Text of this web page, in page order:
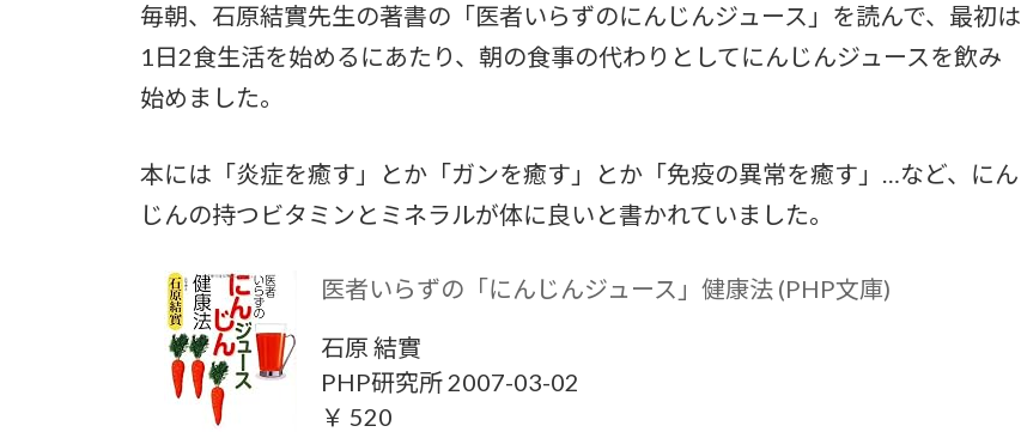
毎朝、石原結實先生の著書の「医者いらずのにんじんジュース」を読んで、最初は
1日2食生活を始めるにあたり、朝の食事の代わりとしてにんじんジュースを飲み
始めました。
本には「炎症を癒す」とか「ガンを癒す」とか「免疫の異常を癒す」…など、にん
じんの持つビタミンとミネラルが体に良いと書かれていました。
医者いらずの「にんじんジュース」健康法 (PHP文庫)
石原 結實
PHP研究所 2007-03-02
￥ 520